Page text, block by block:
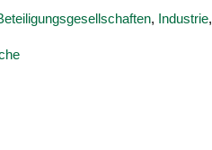
, Industrie,